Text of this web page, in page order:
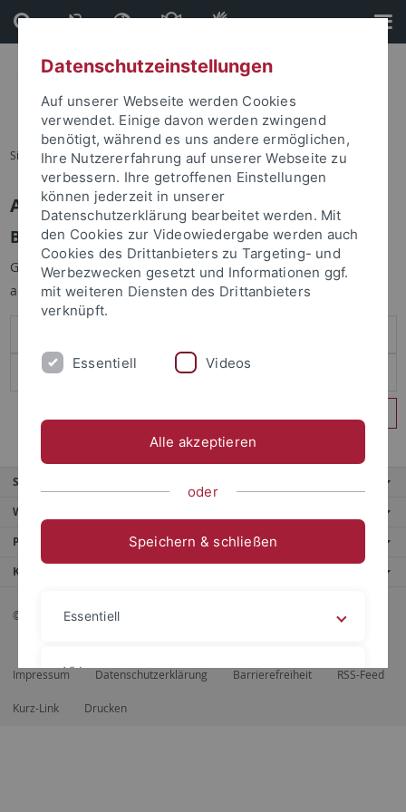
Direkt
zum
Inhalt
Direkt
zur
Fußleiste
Sie sind hier: Startseite
Anmelden
Benutzeranmeldung
Geben Sie Ihren Benutzernamen und Ihr Passwort an um sich
anzumelden:
Service
Weitere Angebote
Portale
Kontaktinfo
© 2026 Eberhard Karls Universität Tübingen, Tübingen
Impressum Datenschutzerklärung Barrierefreiheit RSS-Feed
Kurz-Link Drucken
Datenschutzeinstellungen
Auf unserer Webseite werden Cookies
verwendet. Einige davon werden zwingend
benötigt, während es uns andere ermöglichen,
Ihre Nutzererfahrung auf unserer Webseite zu
verbessern. Ihre getroffenen Einstellungen
können jederzeit in unserer
Datenschutzerklärung bearbeitet werden. Mit
den Cookies zur Videowiedergabe werden auch
Cookies des Drittanbieters zu Targeting- und
Werbezwecken gesetzt und Informationen ggf.
mit weiteren Diensten des Drittanbieters
verknüpft.
Essentiell Videos
Alle akzeptieren
oder
Speichern & schließen
Essentiell
Videos